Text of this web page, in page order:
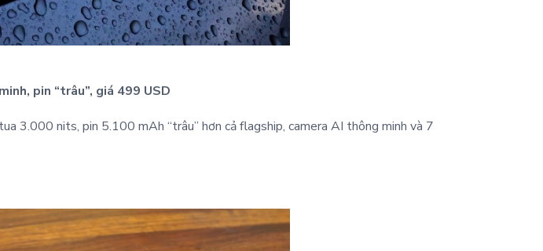
pin “trâu”, giá 499 USD
3.000 nits, pin 5.100 mAh “trâu” hơn cả flagship, camera AI thông minh và 7